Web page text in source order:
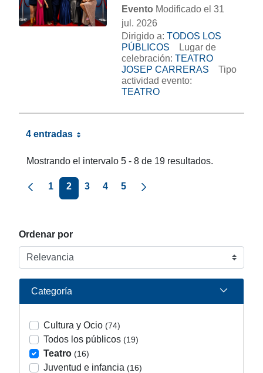
Ordenar por
Categoría
Cultura y Ocio (74)
Todos los públicos (19)
Teatro (16)
Juventud e infancia (16)
Evento Modificado el 31
jul. 2026
Dirigido a: TODOS LOS
PÚBLICOS
Lugar de
celebración: TEATRO
JOSEP CARRERAS
Tipo
actividad evento:
TEATRO
4 entradas
Mostrando el intervalo 5 - 8 de 19 resultados.
Página anterior
1 2 3 4 5